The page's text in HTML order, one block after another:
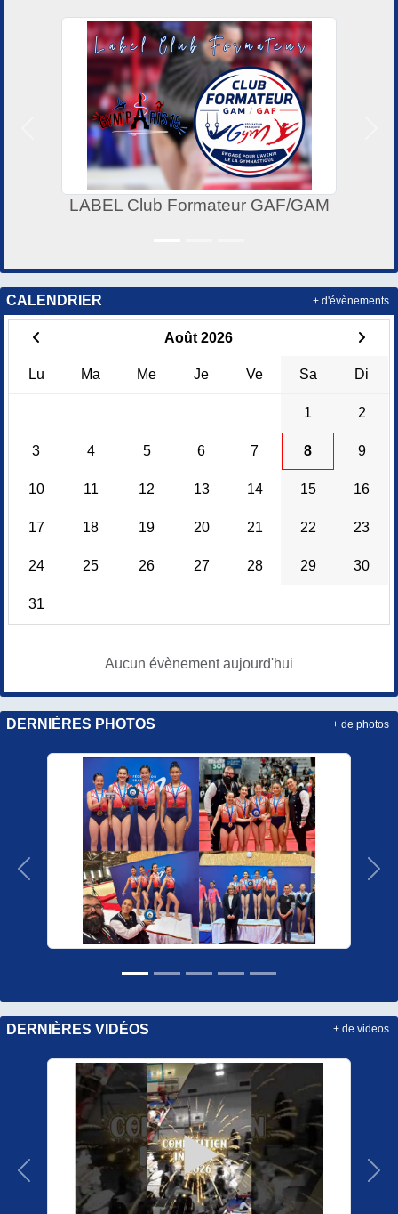
LABEL Club Formateur GAF/GAM
Précedent
CALENDRIER
Août 2026
Lu Ma Me Je Ve Sa Di
1 2
3 4 5 6 7 8 9
10 11 12 13 14 15 16
17 18 19 20 21 22 23
24 25 26 27 28 29 30
31
Aucun évènement aujourd'hui
+ d'évènements
DERNIÈRES PHOTOS
Précedent
+ de photos
DERNIÈRES VIDÉOS
Précedent
+ de videos